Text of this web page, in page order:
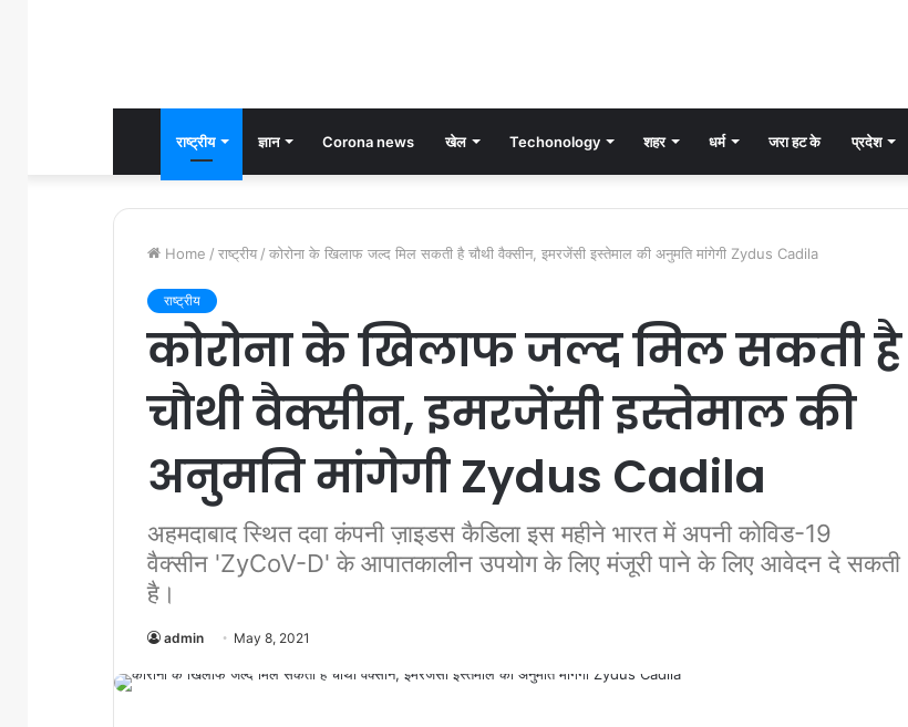
राष्ट्रीय ज्ञान Corona news खेल Techonology शहर धर्म जरा हट के प्रदेश
Home / राष्ट्रीय / कोरोना के खिलाफ जल्द मिल सकती है चौथी वैक्सीन, इमरजेंसी इस्तेमाल की अनुमति मांगेगी Zydus Cadila
राष्ट्रीय
कोरोना के खिलाफ जल्द मिल सकती है
चौथी वैक्सीन, इमरजेंसी इस्तेमाल की
अनुमति मांगेगी Zydus Cadila
अहमदाबाद स्थित दवा कंपनी ज़ाइडस कैडिला इस महीने भारत में अपनी कोविड-19
वैक्सीन 'ZyCoV-D' के आपातकालीन उपयोग के लिए मंजूरी पाने के लिए आवेदन दे सकती
है।
admin May 8, 2021